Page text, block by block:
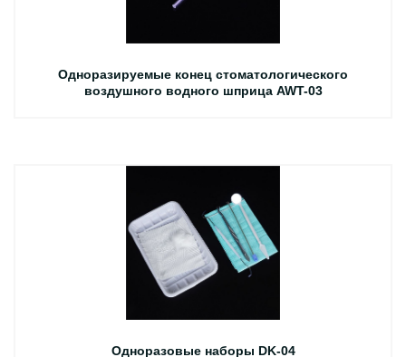
Одноразируемые конец стоматологического
воздушного водного шприца AWT-03
Одноразовые наборы DK-04